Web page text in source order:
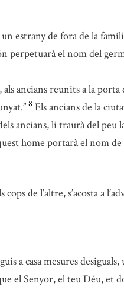
estrany de fora de la
perpetuarà el nom del
ancians reunits a la
8 Els ancians de la
ancians, li traurà del peu
home portarà el nom de
de l’altre, s’acosta a
a casa mesures
el Senyor, el teu Déu, et